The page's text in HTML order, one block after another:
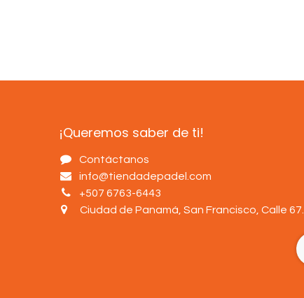
¡Queremos saber de ti!
Contáctanos
info@tiendadepadel.com
+507 6763-6443
Ciudad de Panamá, San Francisco, Calle 67.